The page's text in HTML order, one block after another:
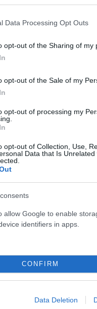
Data Processing Opt Outs
opt-out of the Sharing of my
opt-out of the Sale of my
opt-out of processing my
opt-out of Collection, Use,
Data that Is
allow Google to enable
identifiers in apps.
CONFIRM
Data Deletion
τον θεό» - Η κυρία Μέσι
στο Instagram, την
η σύντροφος του